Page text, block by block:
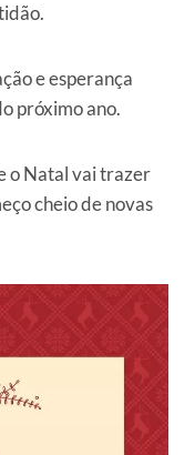
e esperança
próximo ano.
o Natal vai trazer
cheio de novas